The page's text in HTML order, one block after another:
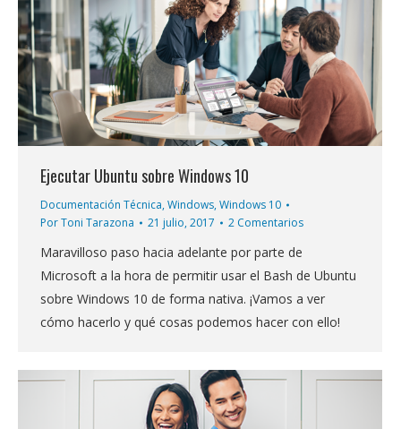
Ejecutar Ubuntu sobre Windows 10
Documentación Técnica,Windows,Windows 10
PorToni Tarazona 21 julio, 2017 2 Comentarios
Maravilloso paso hacia adelante por parte de
Microsoft a la hora de permitir usar el Bash de Ubuntu
sobre Windows 10 de forma nativa. ¡Vamos a ver
cómo hacerlo y qué cosas podemos hacer con ello!